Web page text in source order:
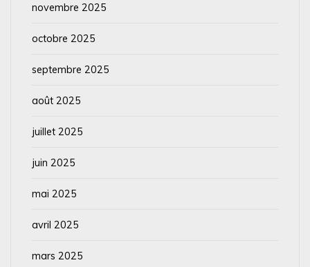
novembre 2025
octobre 2025
septembre 2025
août 2025
juillet 2025
juin 2025
mai 2025
avril 2025
mars 2025